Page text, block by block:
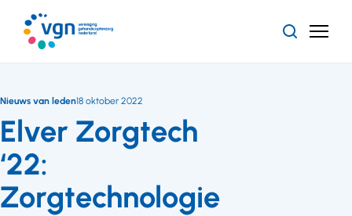
naar
hoofdinhoud
ZoekenMenu
Elver Zorgtech
‘22:
Zorgtechnologie
Nieuws van leden18 oktober 2022